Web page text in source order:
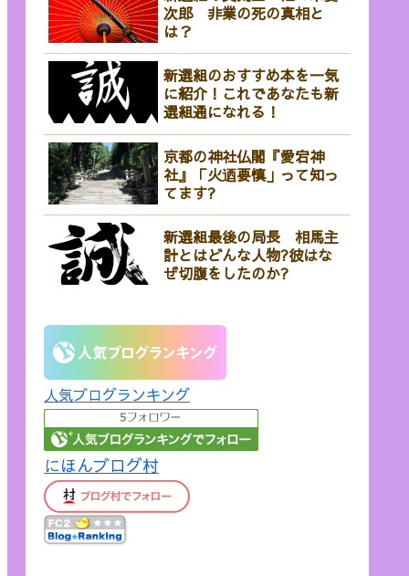
次郎 非業の死の真相と
は？
新選組のおすすめ本を一気
に紹介！これであなたも新
選組通になれる！
京都の神社仏閣『愛宕神
社』「火迺要慎」って知っ
てます?
新選組最後の局長 相馬主
計とはどんな人物?彼はな
ぜ切腹をしたのか?
人気ブログランキング
にほんブログ村